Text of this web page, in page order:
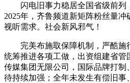
闪电旧事力稳居全国省级前列
2025年，齐鲁频道新矩阵粉丝量
视听需求。社会新风邪气！
完美布施取保障机制，严酷施
统筹推进各项工做，出资组建省
传媒集团无限公司，国际品牌打
待持续加强；全年未发生有偿旧事